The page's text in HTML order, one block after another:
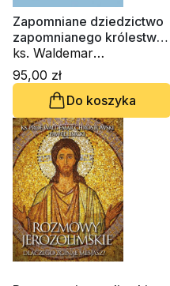
Zapomniane dziedzictwo
zapomnianego królestwa.
Studia wokół asyryjskiej
diaspory Izraelitów
ks. Waldemar
Chrostowski
95,00 zł
Do koszyka